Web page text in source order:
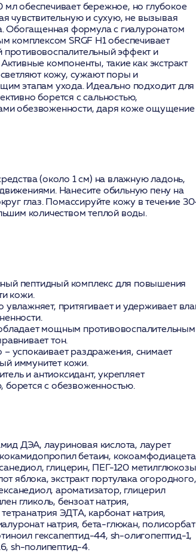
обеспечивает бережное, но глубокое
чувствительную и сухую, не вызывая
Обогащенная формула с гиалуронатом
комплексом SRGF H1 обеспечивает
эффект и
компоненты, такие как экстракт
кожу, сужают поры и
этапам ухода. Идеально подходит для
борется с сальностью,
обезвоженности, даря коже ощущение
(около 1 см) на влажную ладонь,
Нанесите обильную пену на
глаз. Помассируйте кожу в течение
количеством теплой воды.
пептидный комплекс для повышения
кожи.
увлажняет, притягивает и удерживает
мощным противовоспалительным
тон.
– успокаивает раздражения, снимает
иммунитет кожи.
и антиоксидант, укрепляет
борется с обезвоженностью.
ДЭА, лауриновая кислота, лаурет
бетаин,
глицерин, ПЕГ-120 метилглюкозы
яблока, экстракт портулака огородного,
ароматизатор, глицерил
гликоль, бензоат натрия,
ЭДТА, карбонат натрия,
натрия, бета-глюкан, полисорбат
гексапептид-44, sh-олигопептид-1,
sh-полипептид-4.